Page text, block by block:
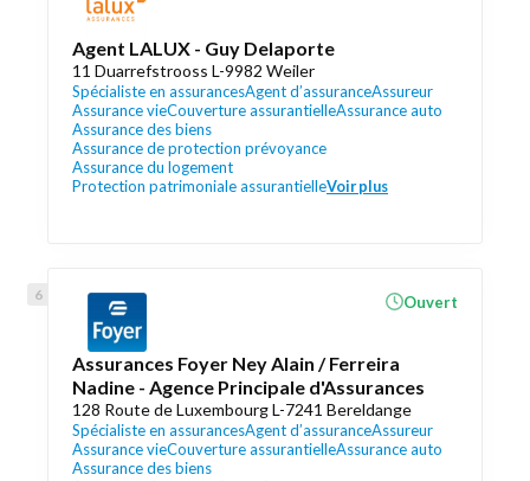
Agent LALUX - Guy Delaporte
11 Duarrefstrooss L-9982 Weiler
Spécialiste en assurancesAgent d’assuranceAssureur
Assurance vieCouverture assurantielleAssurance auto
Assurance des biens
Assurance de protection prévoyance
Assurance du logement
Protection patrimoniale assurantielleVoir plus
Assurances Foyer Ney Alain / Ferreira
Nadine - Agence Principale d'Assurances
128 Route de Luxembourg L-7241 Bereldange
Spécialiste en assurancesAgent d’assuranceAssureur
Assurance vieCouverture assurantielleAssurance auto
Assurance des biens
Ouvert